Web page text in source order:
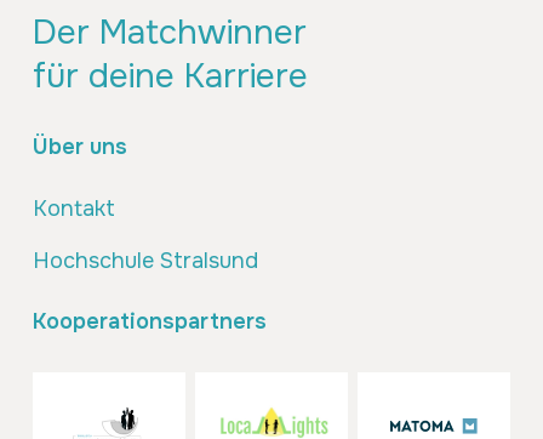
Der Matchwinner
für deine Karriere
Über uns
Kontakt
Hochschule Stralsund
Kooperationspartners